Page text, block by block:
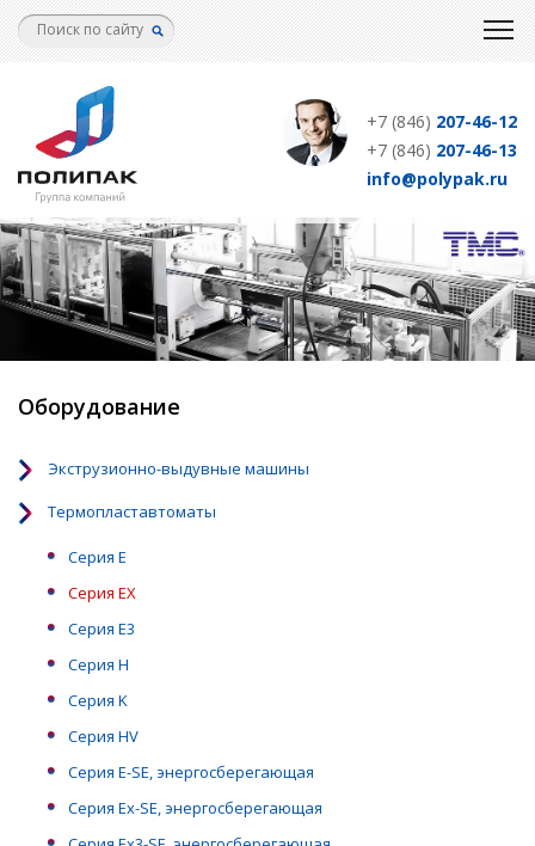
Перейти
к
+7 (846) 207-46-12
+7 (846) 207-46-13
info@polypak.ru
Оборудование
Экструзионно-выдувные машины
Термопластавтоматы
Серия Е
Серия EX
Серия Е3
Серия Н
Серия K
Серия HV
Серия E-SE, энергосберегающая
Серия Ex-SE, энергосберегающая